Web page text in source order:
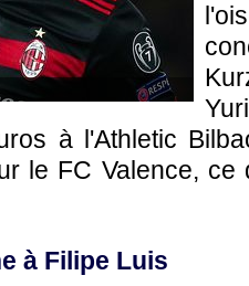
à l'Athletic
le FC Valence, ce
à Filipe Luis